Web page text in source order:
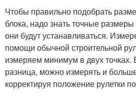
Чтобы правильно подобрать
блока, надо знать точные
они будут устанавливаться.
помощи обычной строительной
измеряем минимум в двух точках.
разница, можно измерять и
корректируя положение рулетки